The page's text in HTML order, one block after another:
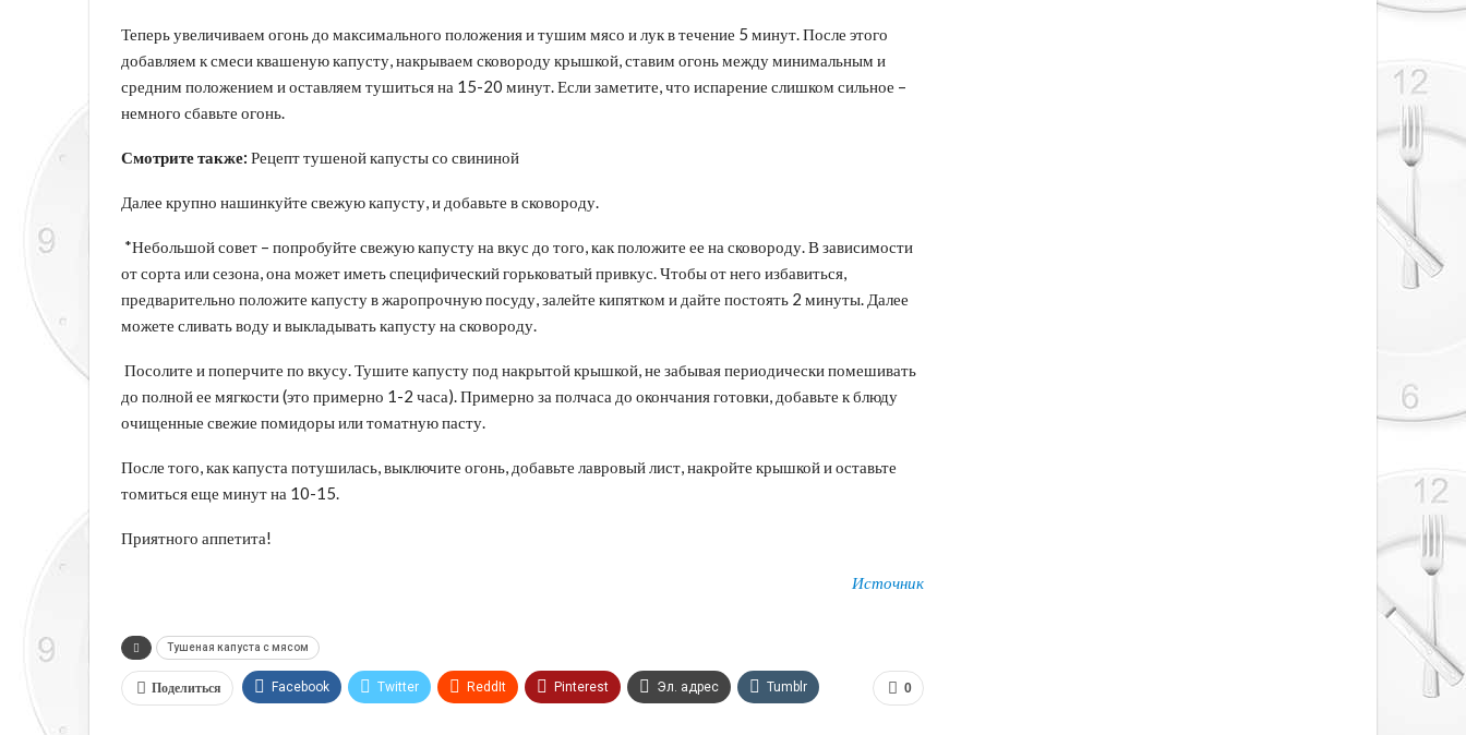
Теперь увеличиваем огонь до максимального положения и тушим мясо и лук в течение 5 минут. После этого
добавляем к смеси квашеную капусту, накрываем сковороду крышкой, ставим огонь между минимальным и
средним положением и оставляем тушиться на 15-20 минут. Если заметите, что испарение слишком сильное –
немного сбавьте огонь.
Смотрите также: Рецепт тушеной капусты со свининой
Далее крупно нашинкуйте свежую капусту, и добавьте в сковороду.
*Небольшой совет – попробуйте свежую капусту на вкус до того, как положите ее на сковороду. В зависимости
от сорта или сезона, она может иметь специфический горьковатый привкус. Чтобы от него избавиться,
предварительно положите капусту в жаропрочную посуду, залейте кипятком и дайте постоять 2 минуты. Далее
можете сливать воду и выкладывать капусту на сковороду.
Посолите и поперчите по вкусу. Тушите капусту под накрытой крышкой, не забывая периодически помешивать
до полной ее мягкости (это примерно 1-2 часа). Примерно за полчаса до окончания готовки, добавьте к блюду
очищенные свежие помидоры или томатную пасту.
После того, как капуста потушилась, выключите огонь, добавьте лавровый лист, накройте крышкой и оставьте
томиться еще минут на 10-15.
Приятного аппетита!
Источник
Тушеная капуста с мясом
0
Поделиться Facebook Twitter ReddIt Pinterest Эл. адрес Tumblr